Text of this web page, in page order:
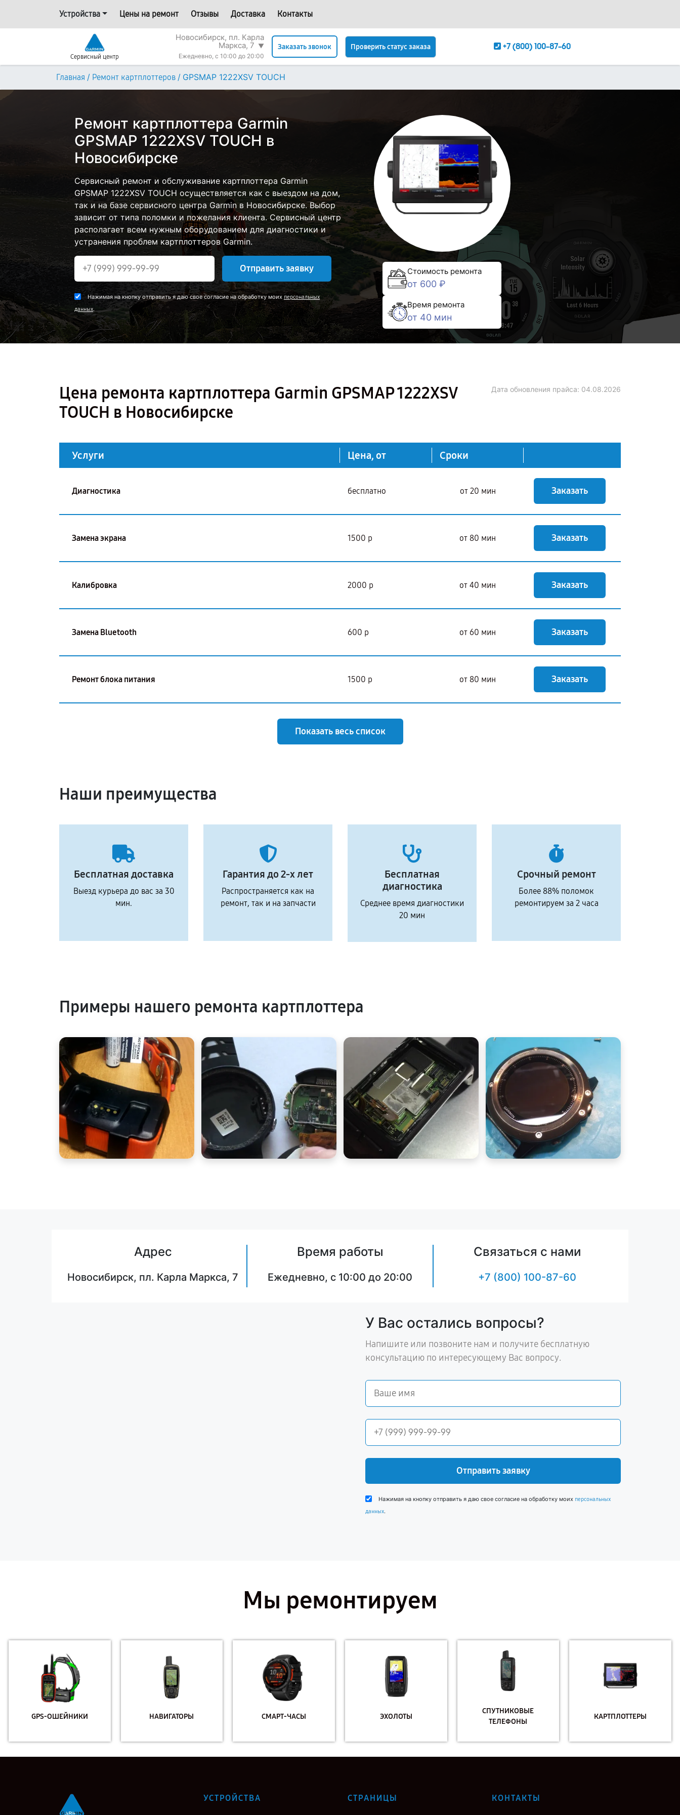
Устройства Цены на ремонт Отзывы Доставка Контакты
Сервисный центр
Новосибирск, пл. Карла
Маркса, 7 ▼
Ежедневно, с 10:00 до 20:00
Заказать звонок Проверить статус заказа +7 (800) 100-87-60
Главная / Ремонт картплоттеров / GPSMAP 1222XSV TOUCH
Ремонт картплоттера Garmin
GPSMAP 1222XSV TOUCH в
Новосибирске
Сервисный ремонт и обслуживание картплоттера Garmin
GPSMAP 1222XSV TOUCH осуществляется как с выездом на дом,
так и на базе сервисного центра Garmin в Новосибирске. Выбор
зависит от типа поломки и пожелания клиента. Сервисный центр
располагает всем нужным оборудованием для диагностики и
устранения проблем картплоттеров Garmin.
Отправить заявку
Нажимая на кнопку отправить я даю свое согласие на обработку моих персональных
данных.
Стоимость ремонта
от 600 ₽
Время ремонта
от 40 мин
Цена ремонта картплоттера Garmin GPSMAP 1222XSV
TOUCH в Новосибирске
Дата обновления прайса: 04.08.2026
Услуги Цена, от Сроки
Диагностика бесплатно от 20 мин Заказать
Замена экрана 1500 р от 80 мин Заказать
Калибровка 2000 р от 40 мин Заказать
Замена Bluetooth 600 р от 60 мин Заказать
Ремонт блока питания 1500 р от 80 мин Заказать
Показать весь список
Наши преимущества
Бесплатная доставка
Выезд курьера до вас за 30
мин.
Гарантия до 2-х лет
Распространяется как на
ремонт, так и на запчасти
Бесплатная
диагностика
Среднее время диагностики
20 мин
Срочный ремонт
Более 88% поломок
ремонтируем за 2 часа
Примеры нашего ремонта картплоттера
Адрес
Новосибирск, пл. Карла Маркса, 7
Время работы
Ежедневно, с 10:00 до 20:00
Связаться с нами
+7 (800) 100-87-60
У Вас остались вопросы?
Напишите или позвоните нам и получите бесплатную
консультацию по интересующему Вас вопросу.
Отправить заявку
Нажимая на кнопку отправить я даю свое согласие на обработку моих персональных
данных.
Мы ремонтируем
GPS-ОШЕЙНИКИ НАВИГАТОРЫ СМАРТ-ЧАСЫ ЭХОЛОТЫ
СПУТНИКОВЫЕ
ТЕЛЕФОНЫ
КАРТПЛОТТЕРЫ
УСТРОЙСТВА СТРАНИЦЫ КОНТАКТЫ